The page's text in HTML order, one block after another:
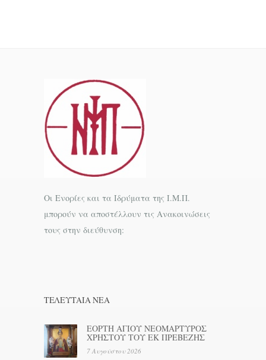
Οι Ενορίες και τα Ιδρύματα της Ι.Μ.Π.
μπορούν να αποστέλλουν τις Ανακοινώσεις
τους στην διεύθυνση:
ΤΕΛΕΥΤΑΊΑ ΝΕΑ
ΕΟΡΤΗ ΑΓΙΟΥ ΝΕΟΜΑΡΤΥΡΟΣ
ΧΡΗΣΤΟΥ ΤΟΥ ΕΚ ΠΡΕΒΕΖΗΣ
7 Αυγούστου 2026